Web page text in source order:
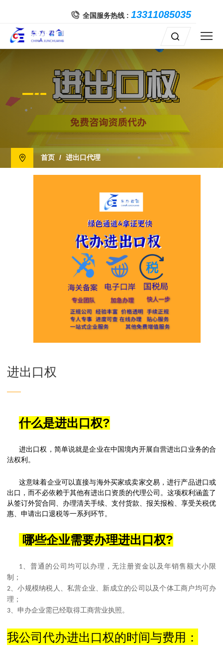
全国服务热线 :13311085035
首页 / 进出口代理
进出口权
——
什么是进出口权?
进出口权，简单说就是企业在中国境内开展自营进出口业务的合
法权利。
这意味着企业可以直接与海外买家或卖家交易，进行产品进口或
出口，而不必依赖于其他有进出口资质的代理公司。这项权利涵盖了
从签订外贸合同、办理清关手续、支付货款、报关报检、享受关税优
惠、申请出口退税等一系列环节。
哪些企业需要办理进出口权?
1、普通的公司均可以办理，无注册资金以及年销售额大小限
制；
2、小规模纳税人、私营企业、新成立的公司以及个体工商户均可办
理；
3、申办企业需已经取得工商营业执照。
我公司代办进出口权的时间与费用：